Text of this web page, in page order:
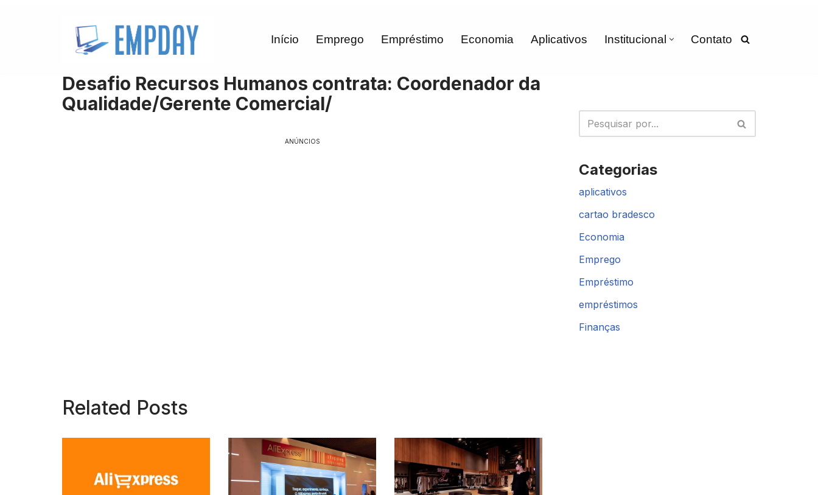
Início Emprego Empréstimo Economia Aplicativos Institucional Contato
Desafio Recursos Humanos contrata: Coordenador da
Qualidade/Gerente Comercial/
ANÚNCIOS
Related Posts
Categorias
aplicativos
cartao bradesco
Economia
Emprego
Empréstimo
empréstimos
Finanças